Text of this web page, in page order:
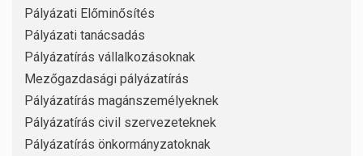
Pályázati Előminősítés
Pályázati tanácsadás
Pályázatírás vállalkozásoknak
Mezőgazdasági pályázatírás
Pályázatírás magánszemélyeknek
Pályázatírás civil szervezeteknek
Pályázatírás önkormányzatoknak